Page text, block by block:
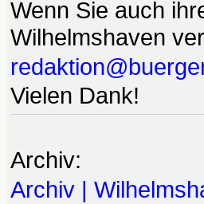
Wenn Sie auch
Wilhelmshaven
Vielen Dank!
Archiv:
Archiv |